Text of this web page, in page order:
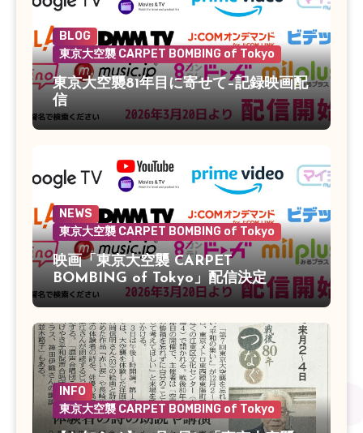
BLOG
東京大空襲 CARPET BOMBING of Tokyo
東京大空襲81年目に寄せて–記録映画配
信
NEWS
東京大空襲 CARPET BOMBING of Tokyo
映画「東京大空襲 CARPET
BOMBING of Tokyo」配信決定
INFO
東京大空襲 CARPET BOMBING of Tokyo